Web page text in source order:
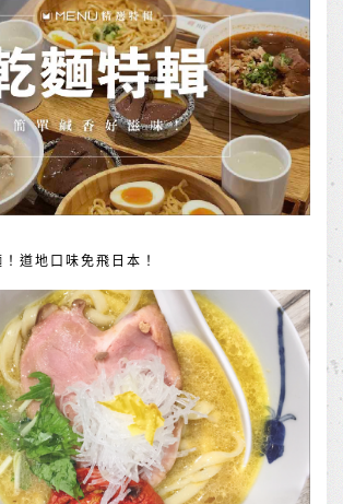
道地口味免飛日本！